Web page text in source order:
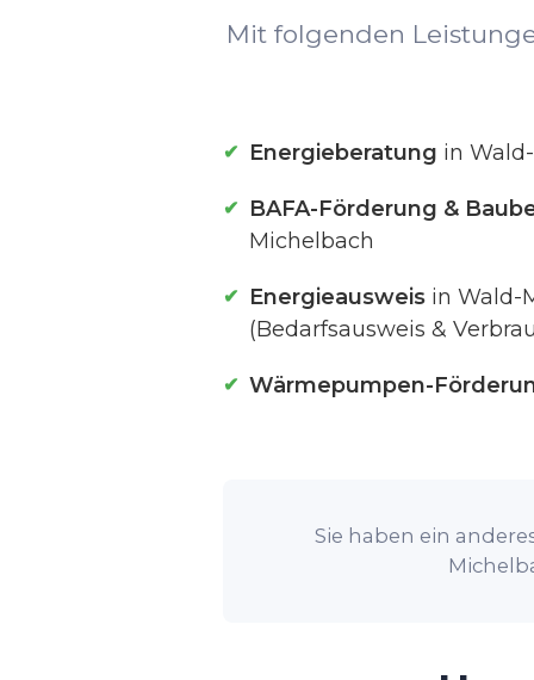
Mit folgenden
Energieberatung in
BAFA-Förderung &
Michelbach
Energieausweis in Wald-
(Bedarfsausweis &
Wärmepumpen-
Sie haben ein